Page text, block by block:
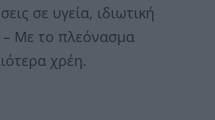
σε υγεία, ιδιωτική
– Με το πλεόνασμα
χρέη.